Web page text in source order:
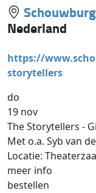
Nederland
https://
storytellers
do
19 nov
The Storytellers -
Met o.a. Syb van
Locatie:
meer info
bestellen